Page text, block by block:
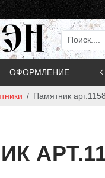
ОФОРМЛЕНИЕ
Памятник арт.1158